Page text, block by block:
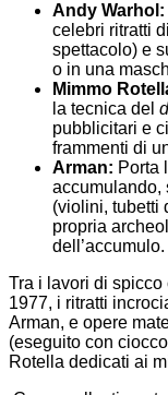
Andy Warhol:
celebri ritratti
spettacolo) e
o in una
Mimmo
la tecnica del
pubblicitari e
frammenti di
Arman: Porta
accumulando,
(violini, tubetti
propria
dell’accumulo.
Tra i lavori di spicco
1977, i ritratti
Arman, e opere
(eseguito con
Rotella dedicati ai